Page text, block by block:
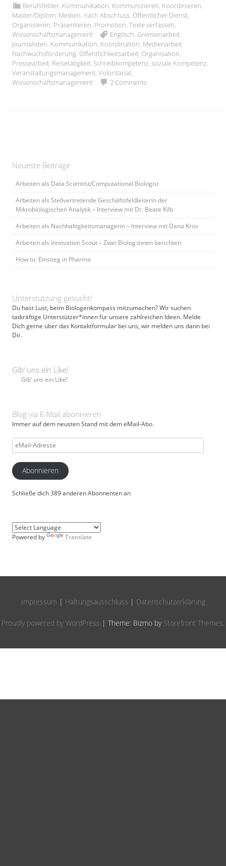
Berufsfelder, Kommunikation, Kommunizieren, Koordinieren,
Master/Diplom, Medien, nach Abschluss, Öffentlicher Dienst,
Organisieren, Präsentieren, Promotion,Texte verfassen,
Wissenschaftsmanagement
Englisch, Gremienarbeit,
Journalisten, Kommunikation, Koordination, Medienarbeit,
Nachwuchsförderung, Öffentlichkeitsarbeit, Organisation,
Pressearbeit, Reisetätigkeit, Schreibkompetenz,soziale Kompetenz,
Veranstaltungsmanagement,Volontariat,
Wissenschaftsmanagement
2 Comments
Neueste Beiträge
Arbeiten als Data Scientist/Computational Biologist
Arbeiten als Stellvertretende Geschäftsfeldleiterin der
Mikrobiologischen Analytik – Interview mit Dr. Beate Kilb
Arbeiten als Nachhaltigkeitsmanagerin – Interview mit Dana Kros
Arbeiten als Innovation Scout – Zwei Biolog:innen berichten
How to: Einstieg in Pharma
Unterstützung gesucht!
Du hast Lust, beim Biologenkompass mitzumachen? Wir suchen
tatkräftige Unterstützer*innen für unsere zahlreichen Ideen. Melde
Dich gerne über das Kontaktformular bei uns, wir melden uns dann bei
Dir.
Gib‘ uns ein Like!
Gib‘ uns ein Like!
Blog via E-Mail abonnieren
Immer auf dem neusten Stand mit dem eMail-Abo.
eMail-
Adresse
Abonnieren
Schließe dich 389 anderen Abonnenten an
Powered by Translate
Impressum | Haftungsausschluss | Datenschutzerklärung
Proudly powered by WordPress | Theme: Bizmo by Storefront Themes.